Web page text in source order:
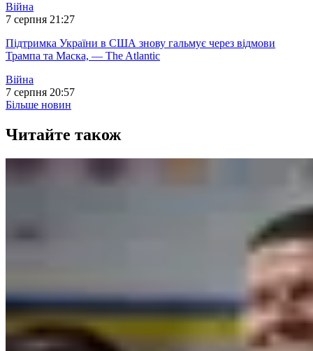
Війна
7 серпня 21:27
Підтримка України в США знову гальмує через відмови
Трампа та Маска, — The Atlantic
Війна
7 серпня 20:57
Більше новин
Читайте також